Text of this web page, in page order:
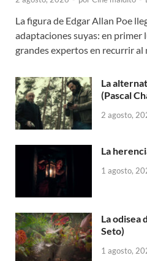
La figura de Edgar Allan Poe
adaptaciones suyas: en primer
grandes expertos en recurrir al
La
(Pascal
2 agosto,
La
1 agosto,
La odisea
Seto)
1 agosto,